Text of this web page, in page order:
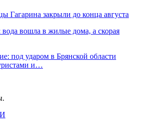
Гагарина закрыли до конца августа
вошла в жилые дома, а скорая
под ударом в Брянской области
и…